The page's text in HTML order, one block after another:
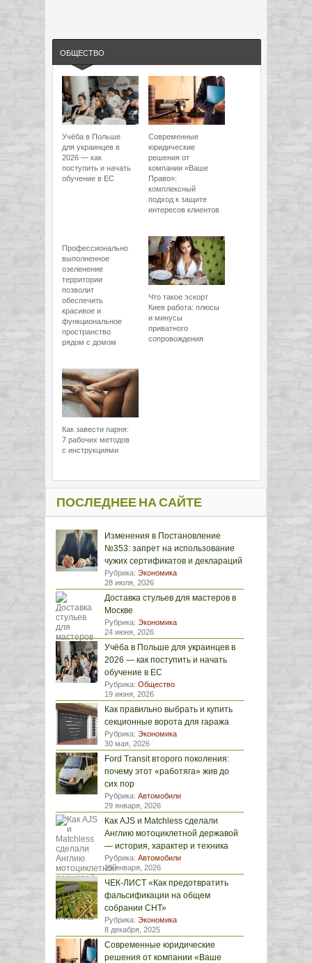
ОБЩЕСТВО
Учёба в Польше
для украинцев в
2026 — как
поступить и начать
обучение в ЕС
Современные
юридические
решения от
компании «Ваше
Право»:
комплексный
подход к защите
интересов клиентов
Профессионально
выполненное
озеленение
территории
позволит
обеспечить
красивое и
функциональное
пространство
рядом с домом
Что такое эскорт
Киев работа: плюсы
и минусы
приватного
сопровождения
Как завести парня:
7 рабочих методов
с инструкциями
ПОСЛЕДНЕЕ НА САЙТЕ
Изменения в Постановление
№353: запрет на использование
чужих сертификатов и деклараций
Рубрика: Экономика
28 июля, 2026
Доставка стульев для мастеров в
Москве
Рубрика: Экономика
24 июня, 2026
Учёба в Польше для украинцев в
2026 — как поступить и начать
обучение в ЕС
Рубрика: Общество
19 июня, 2026
Как правильно выбрать и купить
секционные ворота для гаража
Рубрика: Экономика
30 мая, 2026
Ford Transit второго поколения:
почему этот «работяга» жив до
сих пор
Рубрика: Автомобили
29 января, 2026
Как AJS и Matchless сделали
Англию мотоциклетной державой
— история, характер и техника
Рубрика: Автомобили
29 января, 2026
ЧЕК-ЛИСТ «Как предотвратить
фальсификации на общем
собрании СНТ»
Рубрика: Экономика
8 декабря, 2025
Современные юридические
решения от компании «Ваше